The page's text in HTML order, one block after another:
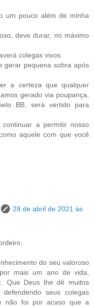
um pouco além de minha
deve durar, no máximo
colegas vivos.
gerar pequena sobra após
a certeza que qualquer
gerado via poupança,
BB, será vertido para
a permitir nosso
aquele com que você
28 de abril de 2021 às
do seu valoroso
mais um ano de vida,
Que Deus lhe dê muitos
seus colegas
não foi por acaso que a